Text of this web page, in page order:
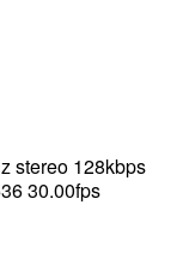
stereo 128kbps
30.00fps